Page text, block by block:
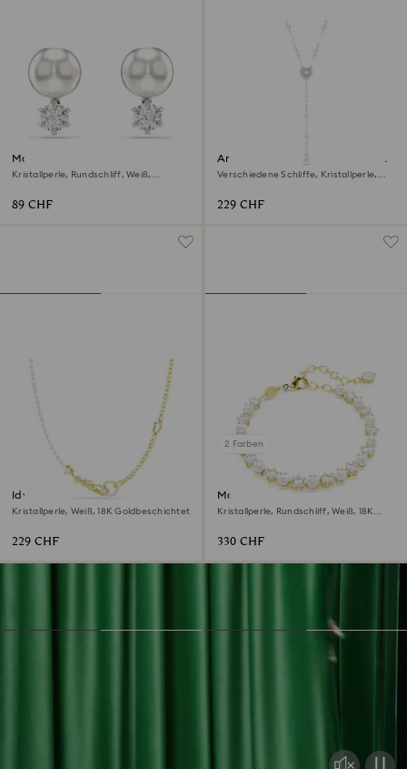
Matrix Ohrstecker
Kristallperle, Rundschliff, Weiß,
89 CHF
Ariana Grande x Swarovski Y-
Halskette
Verschiedene Schliffe, Kristallperle,
229 CHF
Idyllia Halskette
Kristallperle, Weiß, 18K Goldbeschichtet
229 CHF
2 Farben
Matrix Tennis Armband
Kristallperle, Rundschliff, Weiß, 18K
330 CHF